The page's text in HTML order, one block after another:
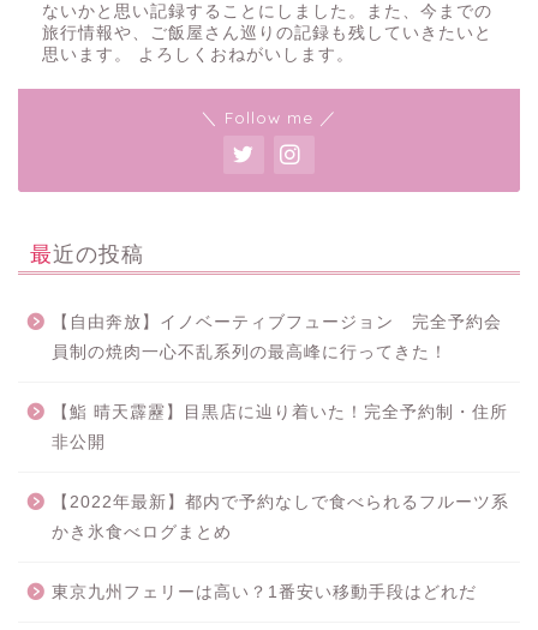
ないかと思い記録することにしました。また、今までの
旅行情報や、ご飯屋さん巡りの記録も残していきたいと
思います。 よろしくおねがいします。
＼ Follow me ／
最近の投稿
【自由奔放】イノベーティブフュージョン 完全予約会
員制の焼肉一心不乱系列の最高峰に行ってきた！
【鮨 晴天霹靂】目黒店に辿り着いた！完全予約制・住所
非公開
【2022年最新】都内で予約なしで食べられるフルーツ系
かき氷食べログまとめ
東京九州フェリーは高い？1番安い移動手段はどれだ